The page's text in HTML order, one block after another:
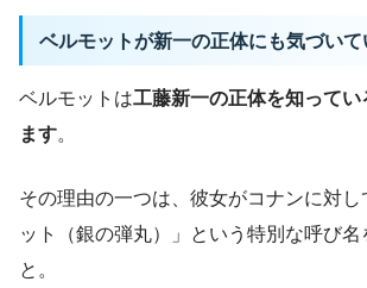
ベルモットが新一の正体にも気づいて
ベルモットは工藤新一の正体を知って
ます。
その理由の一つは、彼女がコナンに対し
ット（銀の弾丸）」という特別な呼び名
と。